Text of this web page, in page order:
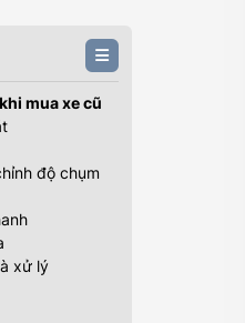
mua xe cũ
độ chụm
xử lý